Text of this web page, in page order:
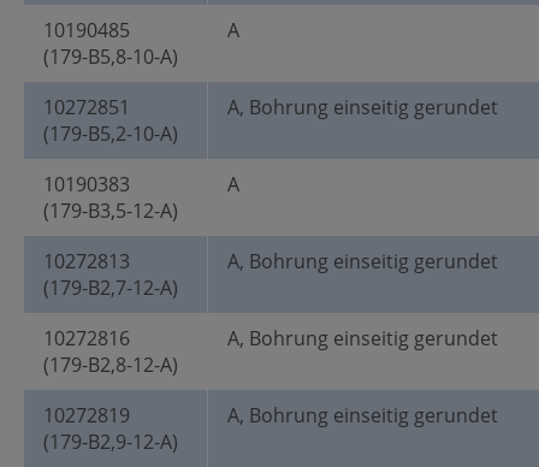
10190485
(179-B5,8-10-A)
A
10272851
(179-B5,2-10-A)
A, Bohrung einseitig gerundet
10190383
(179-B3,5-12-A)
A
10272813
(179-B2,7-12-A)
A, Bohrung einseitig gerundet
10272816
(179-B2,8-12-A)
A, Bohrung einseitig gerundet
10272819
(179-B2,9-12-A)
A, Bohrung einseitig gerundet